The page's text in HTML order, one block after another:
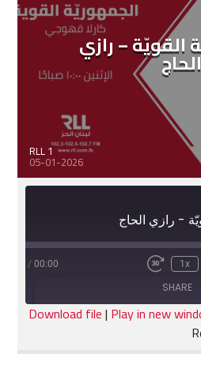
القويّة – رازي
الحاج
RLL 1
05-01-2026
- رازي الحاج
1x
Fast
seconds
00:00
/
SHARE
Download file| Play in new